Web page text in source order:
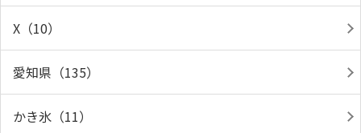
X（10）
愛知県（135）
かき氷（11）